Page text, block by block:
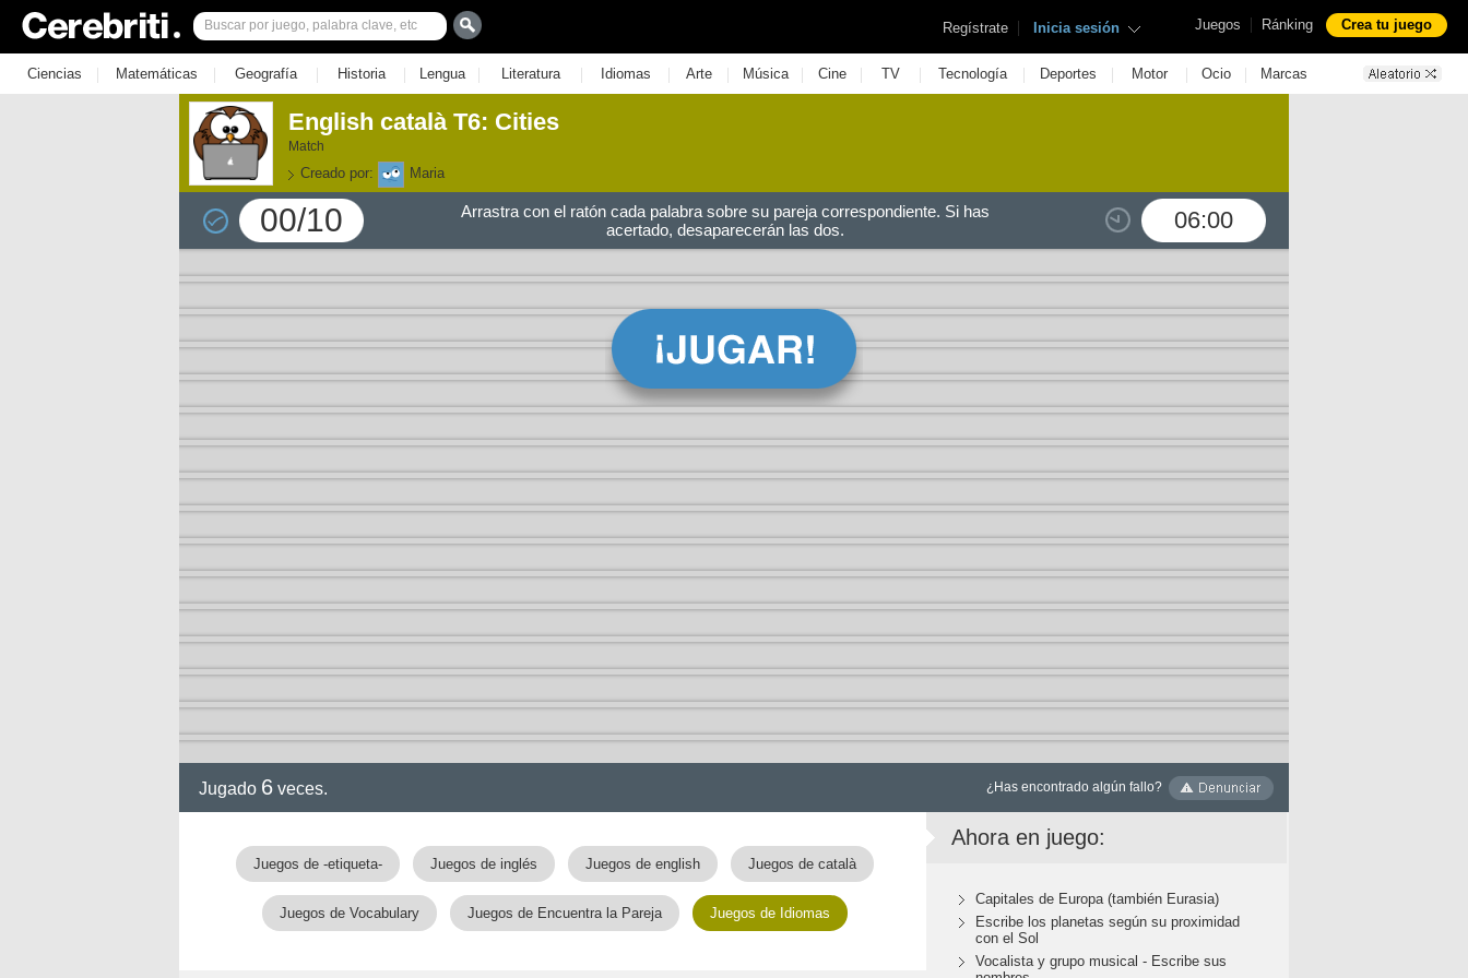
Juegos | Ránking Crea tu juego
Regístrate | Inicia sesión
Ciencias | Matemáticas | Geografía | Historia | Lengua | Literatura | Idiomas | Arte | Música | Cine | TV | Tecnología | Deportes | Motor | Ocio | Marcas
English català T6: Cities
Match
Creado por: Maria
00/10 06:00
Arrastra con el ratón cada palabra sobre su pareja correspondiente. Si has
acertado, desaparecerán las dos.
Jugado 6 veces. ¿Has encontrado algún fallo?
Juegos de -etiqueta- Juegos de inglés Juegos de english Juegos de català
Juegos de Vocabulary Juegos de Encuentra la Pareja Juegos de Idiomas
Ahora en juego:
Capitales de Europa (también Eurasia)
Escribe los planetas según su proximidad
con el Sol
Vocalista y grupo musical - Escribe sus